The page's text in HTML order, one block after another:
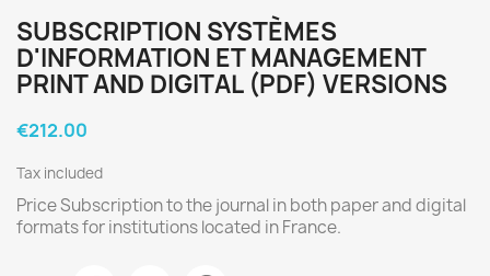
SUBSCRIPTION SYSTÈMES
D'INFORMATION ET MANAGEMENT
PRINT AND DIGITAL (PDF) VERSIONS
€212.00
Tax included
Price Subscription to the journal in both paper and digital
formats for institutions located in France.